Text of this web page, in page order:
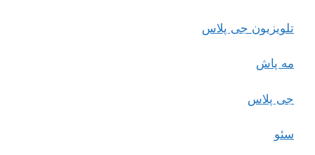
تلویزیون جی پلاس
مه پاش
جی پلاس
سئو